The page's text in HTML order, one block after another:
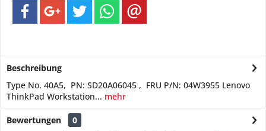
Beschreibung
Type No. 40A5, PN: SD20A06045 , FRU P/N: 04W3955 Lenovo
ThinkPad Workstation... mehr
Bewertungen
0